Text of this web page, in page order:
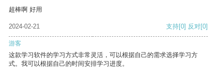
超棒啊 好用
2024-02-21 支持[0] 反对[0]
游客
这款学习软件的学习方式非常灵活，可以根据自己的需求选择学习方
式。我可以根据自己的时间安排学习进度。